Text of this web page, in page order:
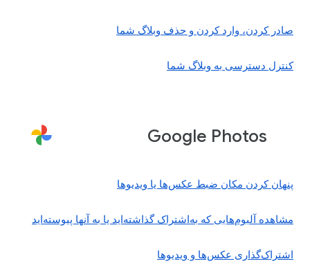
صادر کردن، وارد کردن و حذف وبلاگ شما
کنترل دسترسی به وبلاگ شما
Google Photos
پنهان کردن مکان ضبط عکس‌ها یا ویدیوها
مشاهده آلبوم‌هایی که به‌اشتراک گذاشته‌اید یا به آنها پیوسته‌اید
اشتراک‌گذاری عکس‌ها و ویدیوها